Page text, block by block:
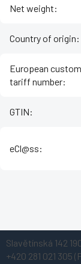
Net weight:
Country of origin:
European
tariff number:
GTIN:
eCl@ss:
Slavětínská 142
+420 281 021 305